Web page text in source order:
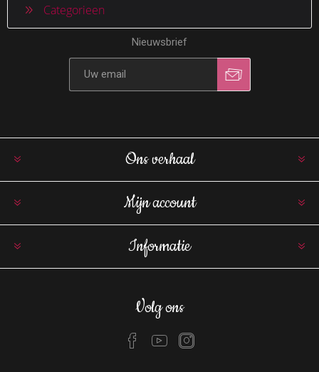
Categorieen
Nieuwsbrief
Ons verhaal
Mijn account
Informatie
Volg ons